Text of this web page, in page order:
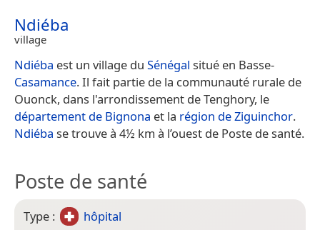
Ndiéba
village
Ndiéba est un village du Sénégal situé en Basse-
Casamance. Il fait partie de la communauté rurale de
Ouonck, dans l'arrondissement de Tenghory, le
département de Bignona et la région de Ziguinchor.
Ndiéba se trouve à 4½ km à l’ouest de Poste de santé.
Poste de santé
Type :
hôpital